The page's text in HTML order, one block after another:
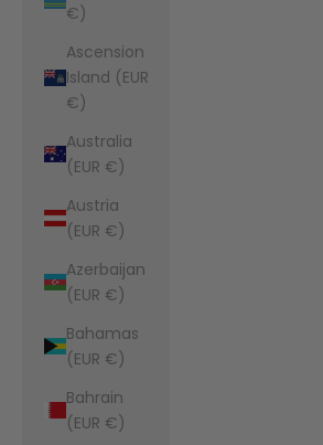
€)
Ascension
Island (EUR
€)
Australia
(EUR €)
Austria
(EUR €)
Azerbaijan
(EUR €)
Bahamas
(EUR €)
Bahrain
(EUR €)